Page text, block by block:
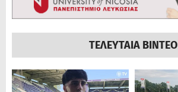
ΤΕΛΕΥΤΑΙΑ ΒΙΝΤΕΟ